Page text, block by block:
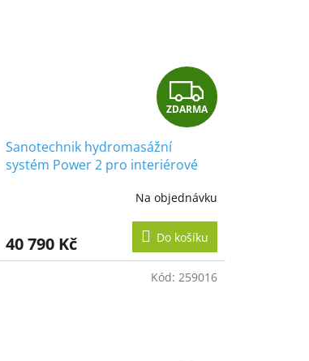
Z
D
R
M
A
ZDARMA
Sanotechnik hydromasážní
systém Power 2 pro interiérové
Na objednávku
40 790 Kč Do košíku
Kód: 259016